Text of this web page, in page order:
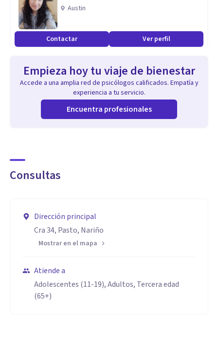
transformación personal.
Instagram: psi.ivonne
Facebook: Psic. Ivonne Alejandra
Austin
Contactar Ver perfil
Empieza hoy tu viaje de bienestar
Accede a una amplia red de psicólogos calificados. Empatía y
experiencia a tu servicio.
Encuentra profesionales
Consultas
Dirección principal
Cra 34, Pasto, Nariño
Mostrar en el mapa
Atiende a
Adolescentes (11-19), Adultos, Tercera edad
(65+)